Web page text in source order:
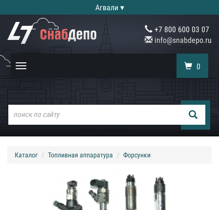
Агвали ▾
+7 800 600 03 07
info@snabdepo.ru
Toggle
0
Каталог Топливная аппаратура Форсунки